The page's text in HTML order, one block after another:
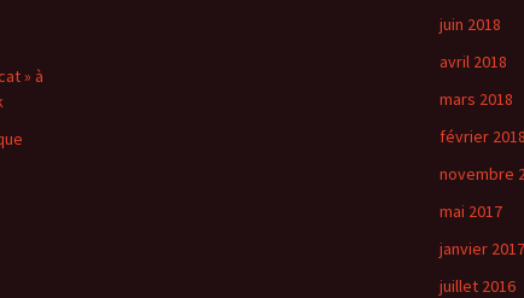
» à
juin 2018
avril 2018
mars 2018
février 2018
novembre
mai 2017
janvier 2017
juillet 2016